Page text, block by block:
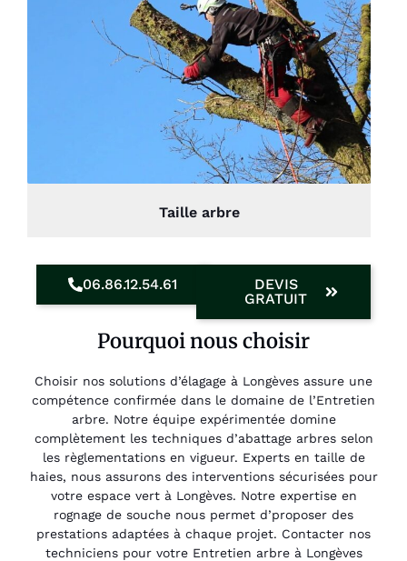
Taille arbre
06.86.12.54.61
DEVIS
GRATUIT
Pourquoi nous choisir
Choisir nos solutions d’élagage à Longèves assure une
compétence confirmée dans le domaine de l’Entretien
arbre. Notre équipe expérimentée domine
complètement les techniques d’abattage arbres selon
les règlementations en vigueur. Experts en taille de
haies, nous assurons des interventions sécurisées pour
votre espace vert à Longèves. Notre expertise en
rognage de souche nous permet d’proposer des
prestations adaptées à chaque projet. Contacter nos
techniciens pour votre Entretien arbre à Longèves